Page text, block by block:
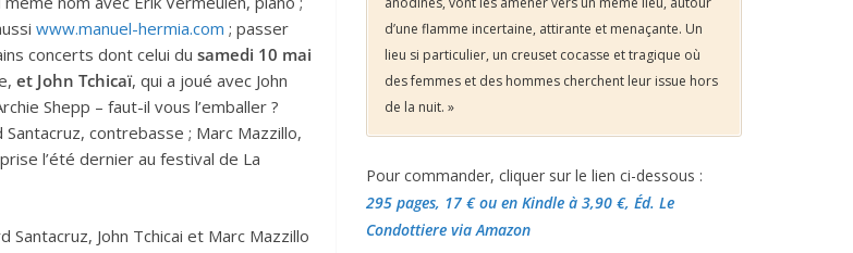
www.manuel-hermia.com ; passer
concerts dont celui du samedi 10 mai
et John Tchicaï, qui a joué avec John
Shepp – faut-il vous l’emballer ?
contrebasse ; Marc Mazzillo,
l’été dernier au festival de La
d’une flamme incertaine, attirante et menaçante. Un
lieu si particulier, un creuset cocasse et tragique où
des femmes et des hommes cherchent leur issue hors
de la nuit. »
Pour commander, cliquer sur le lien ci-dessous :
295 pages, 17 €ou en Kindle à 3,90 €, Éd. Le
Condottiere via Amazon